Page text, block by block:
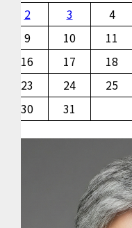
2
3 4
9
10 11
16
17 18
23
24 25
30
31